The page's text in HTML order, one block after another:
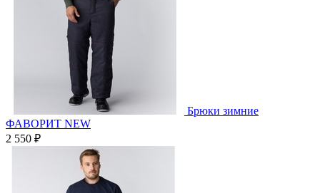
Брюки зимние
ФАВОРИТ NEW
2 550 ₽